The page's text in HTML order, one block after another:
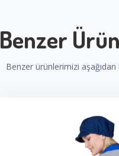
Benzer
Benzer ürünlerimizi